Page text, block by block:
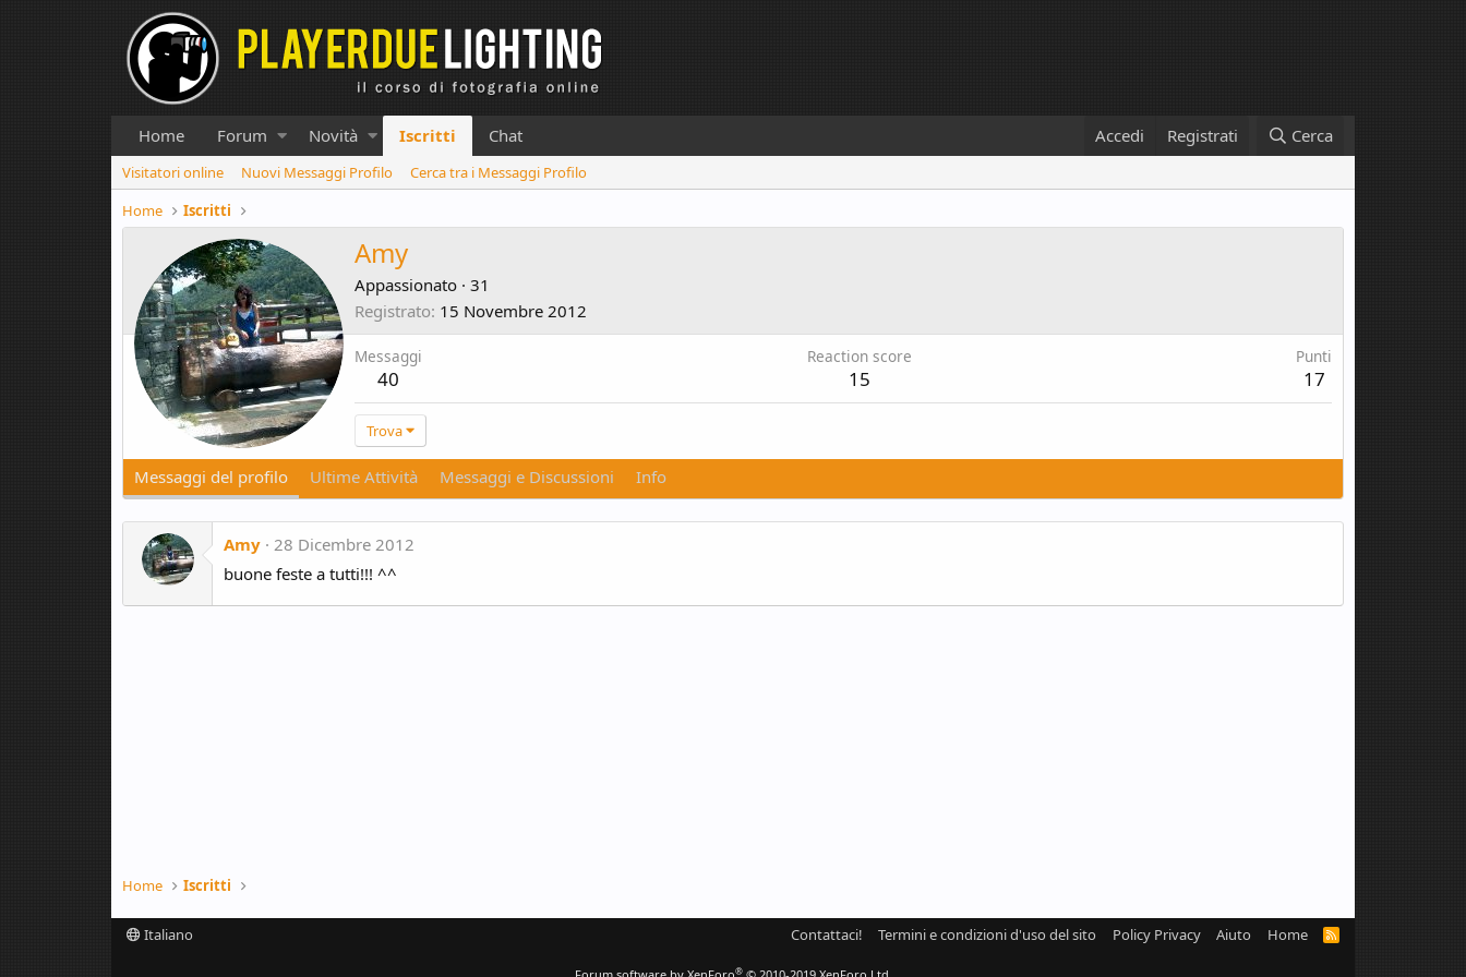
Home Forum Novità Iscritti Chat Accedi Registrati Cerca
Visitatori online Nuovi Messaggi Profilo
Cerca tra i Messaggi Profilo
Home
Iscritti
Amy
Appassionato · 31
Registrato 15 Novembre 2012
Messaggi
40
Reaction score
15
Punti
17
Trova
Messaggi del profilo Ultime Attività Messaggi e Discussioni Info
Amy 28 Dicembre 2012
buone feste a tutti!!! ^^
Home Iscritti
Italiano Contattaci! Termini e condizioni d'uso del sito Policy Privacy Aiuto Home
R
®